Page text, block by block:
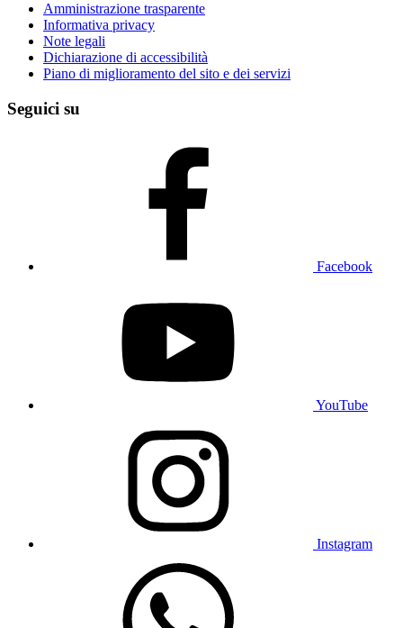
Amministrazione trasparente
Informativa privacy
Note legali
Dichiarazione di accessibilità
Piano di miglioramento del sito e dei servizi
Seguici su
Facebook
YouTube
Instagram